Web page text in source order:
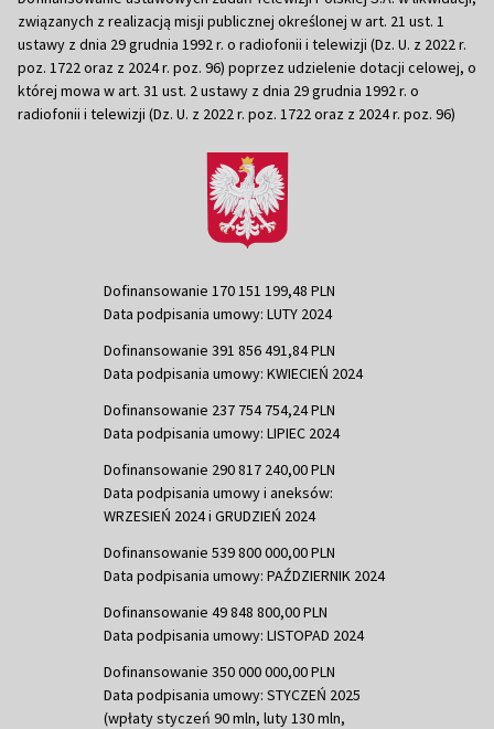
związanych z realizacją misji publicznej określonej w art. 21 ust. 1
ustawy z dnia 29 grudnia 1992 r. o radiofonii i telewizji (Dz. U. z 2022 r.
poz. 1722 oraz z 2024 r. poz. 96) poprzez udzielenie dotacji celowej, o
której mowa w art. 31 ust. 2 ustawy z dnia 29 grudnia 1992 r. o
radiofonii i telewizji (Dz. U. z 2022 r. poz. 1722 oraz z 2024 r. poz. 96)
Dofinansowanie 170 151 199,48 PLN
Data podpisania umowy: LUTY 2024
Dofinansowanie 391 856 491,84 PLN
Data podpisania umowy: KWIECIEŃ 2024
Dofinansowanie 237 754 754,24 PLN
Data podpisania umowy: LIPIEC 2024
Dofinansowanie 290 817 240,00 PLN
Data podpisania umowy i aneksów:
WRZESIEŃ 2024 i GRUDZIEŃ 2024
Dofinansowanie 539 800 000,00 PLN
Data podpisania umowy: PAŹDZIERNIK 2024
Dofinansowanie 49 848 800,00 PLN
Data podpisania umowy: LISTOPAD 2024
Dofinansowanie 350 000 000,00 PLN
Data podpisania umowy: STYCZEŃ 2025
(wpłaty styczeń 90 mln, luty 130 mln,